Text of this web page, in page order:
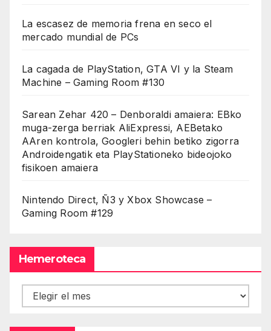
La escasez de memoria frena en seco el
mercado mundial de PCs
La cagada de PlayStation, GTA VI y la Steam
Machine – Gaming Room #130
Sarean Zehar 420 – Denboraldi amaiera: EBko
muga-zerga berriak AliExpressi, AEBetako
AAren kontrola, Googleri behin betiko zigorra
Androidengatik eta PlayStationeko bideojoko
fisikoen amaiera
Nintendo Direct, Ñ3 y Xbox Showcase –
Gaming Room #129
Hemeroteca
Hemeroteca